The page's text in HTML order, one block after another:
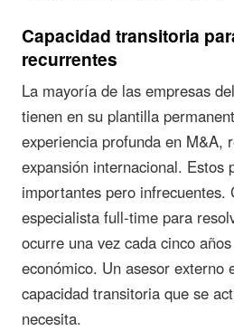
Capacidad transitoria
recurrentes
La mayoría de las empresas
tienen en su plantilla
experiencia profunda en M&A,
expansión internacional. Estos
importantes pero infrecuentes.
especialista full-time para
ocurre una vez cada cinco
económico. Un asesor externo
capacidad transitoria que se
necesita.